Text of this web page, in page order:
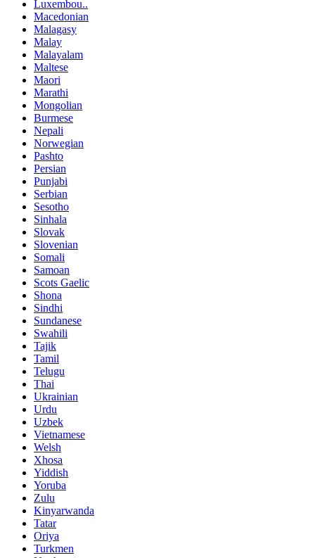
Luxembou..
Macedonian
Malagasy
Malay
Malayalam
Maltese
Maori
Marathi
Mongolian
Burmese
Nepali
Norwegian
Pashto
Persian
Punjabi
Serbian
Sesotho
Sinhala
Slovak
Slovenian
Somali
Samoan
Scots Gaelic
Shona
Sindhi
Sundanese
Swahili
Tajik
Tamil
Telugu
Thai
Ukrainian
Urdu
Uzbek
Vietnamese
Welsh
Xhosa
Yiddish
Yoruba
Zulu
Kinyarwanda
Tatar
Oriya
Turkmen